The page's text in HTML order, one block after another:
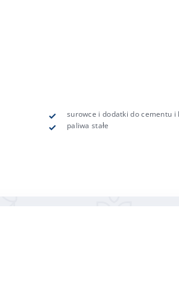
surowce i dodatki do cementu i
paliwa stałe